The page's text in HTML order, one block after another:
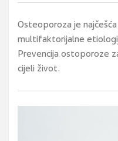
Osteoporoza je
multifaktorijalne
Prevencija ostoporoze
cijeli život.